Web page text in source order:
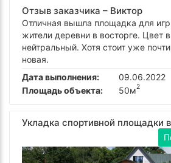
Отзыв заказчика – Виктор
Отличная вышла площадка для
жители деревни в восторге. Цвет
нейтральный. Хотя стоит уже
новая.
Дата выполнения:
09.06.2022
Площадь объекта:
50м2
Укладка спортивной площадки